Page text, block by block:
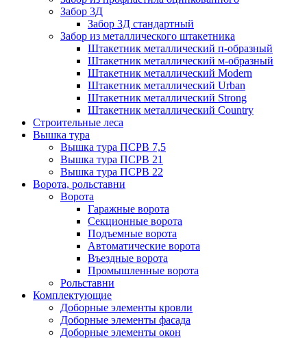
Забор 3Д
Забор 3Д стандартный
Забор из металлического штакетника
Штакетник металлический п-образный
Штакетник металлический м-образный
Штакетник металлический Мodern
Штакетник металлический Urban
Штакетник металлический Strong
Штакетник металлический Country
Строительные леса
Вышка тура
Вышка тура ПСРВ 7,5
Вышка тура ПСРВ 21
Вышка тура ПСРВ 22
Ворота, рольставни
Ворота
Гаражные ворота
Секционные ворота
Подъемные ворота
Автоматические ворота
Въездные ворота
Промышленные ворота
Рольставни
Комплектующие
Доборные элементы кровли
Доборные элементы фасада
Доборные элементы окон